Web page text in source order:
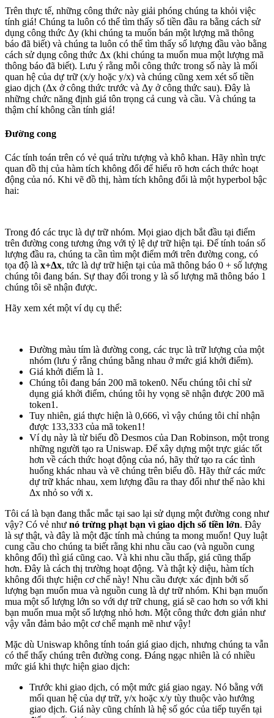
Trên thực tế, những công thức này giải phóng chúng ta khỏi việc
tính giá! Chúng ta luôn có thể tìm thấy số tiền đầu ra bằng cách sử
dụng công thức Δy (khi chúng ta muốn bán một lượng mã thông
báo đã biết) và chúng ta luôn có thể tìm thấy số lượng đầu vào bằng
cách sử dụng công thức Δx (khi chúng ta muốn mua một lượng mã
thông báo đã biết). Lưu ý rằng mỗi công thức trong số này là mối
quan hệ của dự trữ (x/y hoặc y/x) và chúng cũng xem xét số tiền
giao dịch (Δx ở công thức trước và Δy ở công thức sau). Đây là
những chức năng định giá tôn trọng cả cung và cầu. Và chúng ta
thậm chí không cần tính giá!
Đường cong
Các tính toán trên có vẻ quá trừu tượng và khô khan. Hãy nhìn trực
quan đồ thị của hàm tích không đổi để hiểu rõ hơn cách thức hoạt
động của nó. Khi vẽ đồ thị, hàm tích không đổi là một hyperbol bậc
hai:
Trong đó các trục là dự trữ nhóm. Mọi giao dịch bắt đầu tại điểm
trên đường cong tương ứng với tỷ lệ dự trữ hiện tại. Để tính toán số
lượng đầu ra, chúng ta cần tìm một điểm mới trên đường cong, có
tọa độ là x+Δx, tức là dự trữ hiện tại của mã thông báo 0 + số lượng
chúng tôi đang bán. Sự thay đổi trong y là số lượng mã thông báo 1
chúng tôi sẽ nhận được.
Hãy xem xét một ví dụ cụ thể:
Đường màu tím là đường cong, các trục là trữ lượng của một
nhóm (lưu ý rằng chúng bằng nhau ở mức giá khởi điểm).
Giá khởi điểm là 1.
Chúng tôi đang bán 200 mã token0. Nếu chúng tôi chỉ sử
dụng giá khởi điểm, chúng tôi hy vọng sẽ nhận được 200 mã
token1.
Tuy nhiên, giá thực hiện là 0,666, vì vậy chúng tôi chỉ nhận
được 133,333 của mã token1!
Ví dụ này là từ biểu đồ Desmos của Dan Robinson, một trong
những người tạo ra Uniswap. Để xây dựng một trực giác tốt
hơn về cách thức hoạt động của nó, hãy thử tạo ra các tình
huống khác nhau và vẽ chúng trên biểu đồ. Hãy thử các mức
dự trữ khác nhau, xem lượng đầu ra thay đổi như thế nào khi
Δx nhỏ so với x.
Tôi cá là bạn đang thắc mắc tại sao lại sử dụng một đường cong như
vậy? Có vẻ như nó trừng phạt bạn vì giao dịch số tiền lớn. Đây
là sự thật, và đây là một đặc tính mà chúng ta mong muốn! Quy luật
cung cầu cho chúng ta biết rằng khi nhu cầu cao (và nguồn cung
không đổi) thì giá cũng cao. Và khi nhu cầu thấp, giá cũng thấp
hơn. Đây là cách thị trường hoạt động. Và thật kỳ diệu, hàm tích
không đổi thực hiện cơ chế này! Nhu cầu được xác định bởi số
lượng bạn muốn mua và nguồn cung là dự trữ nhóm. Khi bạn muốn
mua một số lượng lớn so với dự trữ chung, giá sẽ cao hơn so với khi
bạn muốn mua một số lượng nhỏ hơn. Một công thức đơn giản như
vậy vẫn đảm bảo một cơ chế mạnh mẽ như vậy!
Mặc dù Uniswap không tính toán giá giao dịch, nhưng chúng ta vẫn
có thể thấy chúng trên đường cong. Đáng ngạc nhiên là có nhiều
mức giá khi thực hiện giao dịch:
Trước khi giao dịch, có một mức giá giao ngay. Nó bằng với
mối quan hệ của dự trữ, y/x hoặc x/y tùy thuộc vào hướng
giao dịch. Giá này cũng chính là hệ số góc của tiếp tuyến tại